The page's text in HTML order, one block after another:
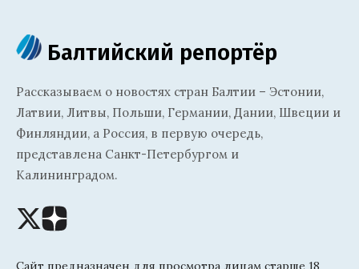
Балтийский репортёр
Рассказываем о новостях стран Балтии – Эстонии,
Латвии, Литвы, Польши, Германии, Дании, Швеции и
Финляндии, а Россия, в первую очередь,
представлена Санкт-Петербургом и
Калининградом.
Сайт предназначен для просмотра лицам старше 18